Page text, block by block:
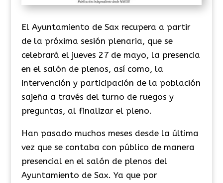
El Ayuntamiento de Sax recupera a partir
de la próxima sesión plenaria, que se
celebrará el jueves 27 de mayo, la presencia
en el salón de plenos, así como, la
intervención y participación de la población
sajeña a través del turno de ruegos y
preguntas, al finalizar el pleno.
Han pasado muchos meses desde la última
vez que se contaba con público de manera
presencial en el salón de plenos del
Ayuntamiento de Sax. Ya que por